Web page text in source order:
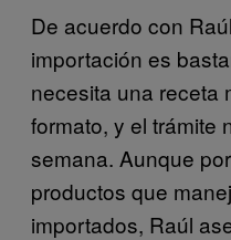
De acuerdo con
importación es
necesita una receta
formato, y el trámite
semana. Aunque
productos que
importados, Raúl